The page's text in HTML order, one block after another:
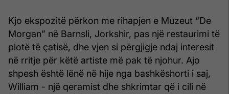
Kjo ekspozitë përkon me rihapjen e Muzeut “De
Morgan” në Barnsli, Jorkshir, pas një restaurimi të
plotë të çatisë, dhe vjen si përgjigje ndaj interesit
në rritje për këtë artiste më pak të njohur. Ajo
shpesh është lënë në hije nga bashkëshorti i saj,
William - një qeramist dhe shkrimtar që i cili në